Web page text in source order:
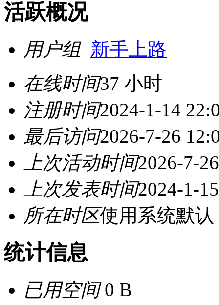
活跃概况
用户组 新手上路
在线时间37 小时
注册时间2024-1-14
最后访问2026-7-26
上次活动时间2026-7-
上次发表时间2024-1-
所在时区使用系统默认
统计信息
已用空间0 B